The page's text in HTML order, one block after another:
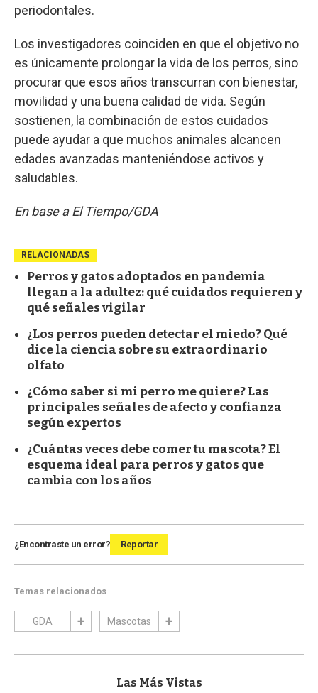
periodontales.
Los investigadores coinciden en que el objetivo no
es únicamente prolongar la vida de los perros, sino
procurar que esos años transcurran con bienestar,
movilidad y una buena calidad de vida. Según
sostienen, la combinación de estos cuidados
puede ayudar a que muchos animales alcancen
edades avanzadas manteniéndose activos y
saludables.
En base a El Tiempo/GDA
RELACIONADAS
Perros y gatos adoptados en pandemia
llegan a la adultez: qué cuidados requieren y
qué señales vigilar
¿Los perros pueden detectar el miedo? Qué
dice la ciencia sobre su extraordinario
olfato
¿Cómo saber si mi perro me quiere? Las
principales señales de afecto y confianza
según expertos
¿Cuántas veces debe comer tu mascota? El
esquema ideal para perros y gatos que
cambia con los años
¿Encontraste un error? Reportar
Temas relacionados
GDA Mascotas
Las Más Vistas